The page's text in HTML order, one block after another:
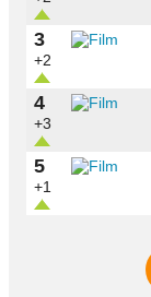
3
+2
4
+3
5
+1